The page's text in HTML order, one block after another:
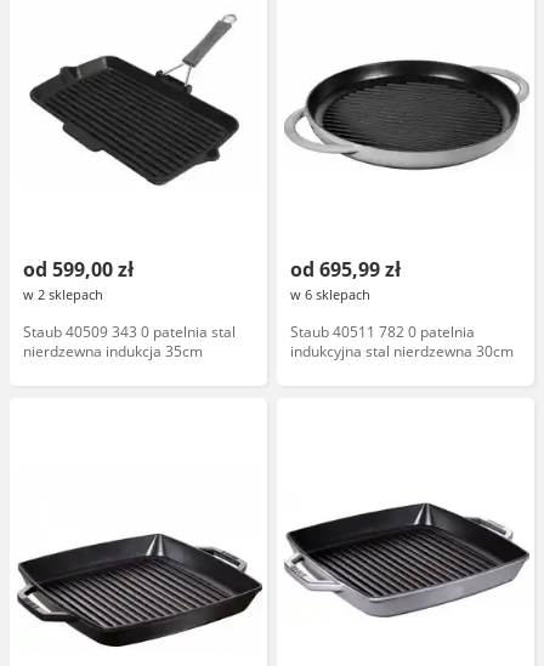
od 599,00 zł
w 2 sklepach
Staub 40509 343 0 patelnia stal
nierdzewna indukcja 35cm
od 695,99 zł
w 6 sklepach
Staub 40511 782 0 patelnia
indukcyjna stal nierdzewna 30cm